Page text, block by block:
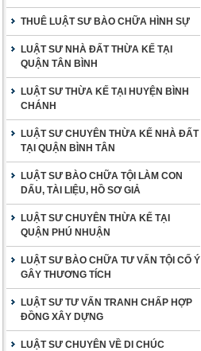
THUÊ LUẬT SƯ BÀO CHỮA HÌNH SỰ
LUẬT SƯ NHÀ ĐẤT THỪA KẾ TẠI
QUẬN TÂN BÌNH
LUẬT SƯ THỪA KẾ TẠI HUYỆN BÌNH
CHÁNH
LUẬT SƯ CHUYÊN THỪA KẾ NHÀ ĐẤT
TẠI QUẬN BÌNH TÂN
LUẬT SƯ BÀO CHỮA TỘI LÀM CON
DẤU, TÀI LIỆU, HỒ SƠ GIẢ
LUẬT SƯ CHUYÊN THỪA KẾ TẠI
QUẬN PHÚ NHUẬN
LUẬT SƯ BÀO CHỮA TƯ VẤN TỘI CỐ Ý
GÂY THƯƠNG TÍCH
LUẬT SƯ TƯ VẤN TRANH CHẤP HỢP
ĐỒNG XÂY DỰNG
LUẬT SƯ CHUYÊN VỀ DI CHÚC